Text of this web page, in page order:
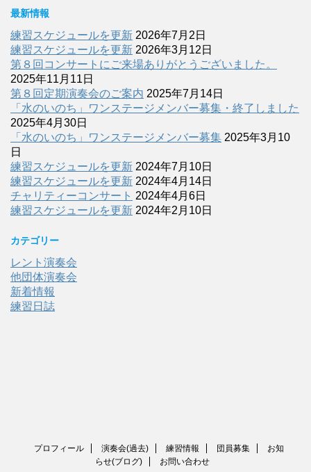
最新情報
練習スケジュールを更新 2026年7月2日
練習スケジュールを更新 2026年3月12日
第８回コンサートにご来場ありがとうございました。
2025年11月11日
第８回定期演奏会のご案内 2025年7月14日
「水のいのち」ワンステージメンバー募集・終了しました
2025年4月30日
「水のいのち」ワンステージメンバー募集 2025年3月10
日
練習スケジュールを更新 2024年7月10日
練習スケジュールを更新 2024年4月14日
チャリティーコンサート 2024年4月6日
練習スケジュールを更新 2024年2月10日
カテゴリー
レント演奏会
他団体演奏会
新着情報
練習日誌
プロフィール 演奏会(過去) 練習情報 団員募集
お知
らせ(ブログ)
お問い合わせ